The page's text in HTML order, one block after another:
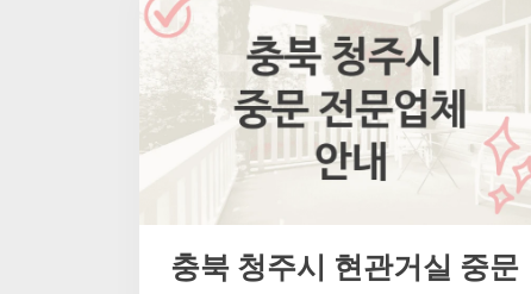
충북 청주시 현관거실 중문